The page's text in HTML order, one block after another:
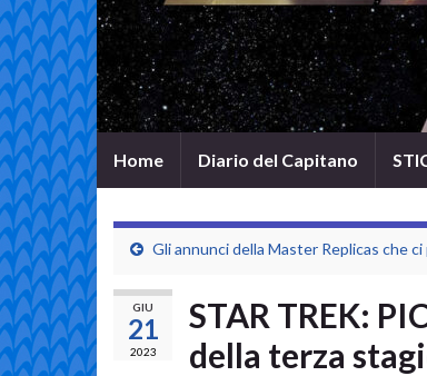
Home Diario del Capitano
Gli annunci della Master Replicas che ci
GIU
21
2023
STAR TREK:
della terza